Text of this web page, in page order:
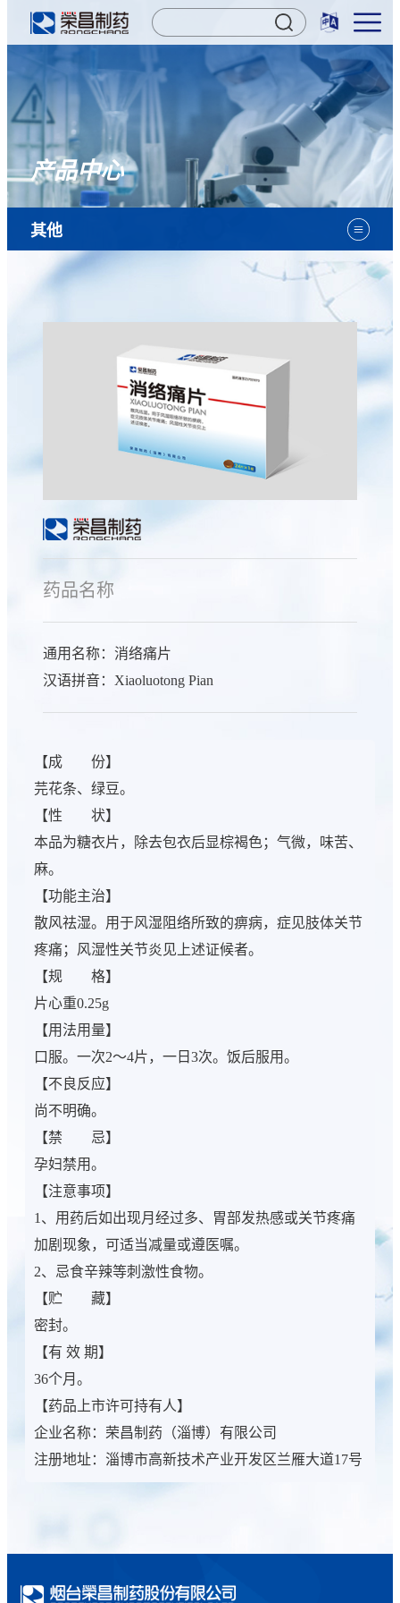
产品中心
其他
药品名称
通用名称：消络痛片
汉语拼音：Xiaoluotong Pian
【成 份】
芫花条、绿豆。
【性 状】
本品为糖衣片，除去包衣后显棕褐色；气微，味苦、
麻。
【功能主治】
散风祛湿。用于风湿阻络所致的痹病，症见肢体关节
疼痛；风湿性关节炎见上述证候者。
【规 格】
片心重0.25g
【用法用量】
口服。一次2～4片，一日3次。饭后服用。
【不良反应】
尚不明确。
【禁 忌】
孕妇禁用。
【注意事项】
1、用药后如出现月经过多、胃部发热感或关节疼痛
加剧现象，可适当减量或遵医嘱。
2、忌食辛辣等刺激性食物。
【贮 藏】
密封。
【有 效 期】
36个月。
【药品上市许可持有人】
企业名称：荣昌制药（淄博）有限公司
注册地址：淄博市高新技术产业开发区兰雁大道17号